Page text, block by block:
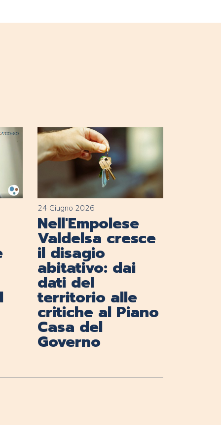
24 Giugno 2026
Nell'Empolese
Valdelsa cresce
il disagio
abitativo: dai
dati del
territorio alle
critiche al Piano
Casa del
Governo